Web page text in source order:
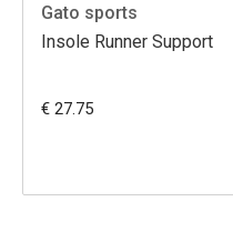
Gato sports
Insole Runner Support
€ 27.75